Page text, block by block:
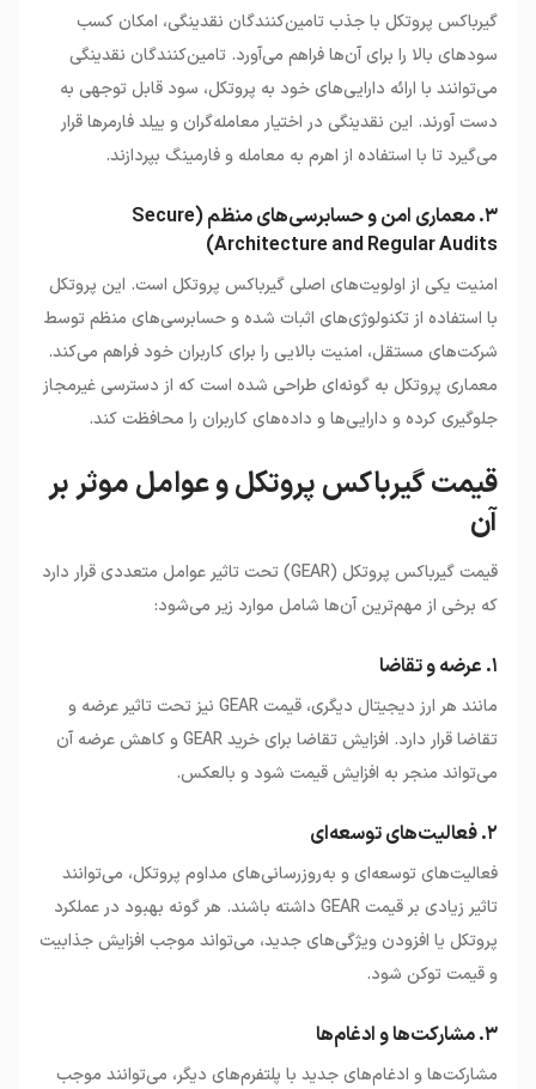
گیرباکس پروتکل با جذب تامین‌کنندگان نقدینگی، امکان کسب
سودهای بالا را برای آن‌ها فراهم می‌آورد. تامین‌کنندگان نقدینگی
می‌توانند با ارائه دارایی‌های خود به پروتکل، سود قابل توجهی به
دست آورند. این نقدینگی در اختیار معامله‌گران و ییلد فارمرها قرار
می‌گیرد تا با استفاده از اهرم به معامله و فارمینگ بپردازند.
۳. معماری امن و حسابرسی‌های منظم (Secure
Architecture and Regular Audits)
امنیت یکی از اولویت‌های اصلی گیرباکس پروتکل است. این پروتکل
با استفاده از تکنولوژی‌های اثبات شده و حسابرسی‌های منظم توسط
شرکت‌های مستقل، امنیت بالایی را برای کاربران خود فراهم می‌کند.
معماری پروتکل به گونه‌ای طراحی شده است که از دسترسی غیرمجاز
جلوگیری کرده و دارایی‌ها و داده‌های کاربران را محافظت کند.
قیمت گیرباکس پروتکل و عوامل موثر بر
آن
قیمت گیرباکس پروتکل (GEAR) تحت تاثیر عوامل متعددی قرار دارد
که برخی از مهم‌ترین آن‌ها شامل موارد زیر می‌شود:
۱. عرضه و تقاضا
مانند هر ارز دیجیتال دیگری، قیمت GEAR نیز تحت تاثیر عرضه و
تقاضا قرار دارد. افزایش تقاضا برای خرید GEAR و کاهش عرضه آن
می‌تواند منجر به افزایش قیمت شود و بالعکس.
۲. فعالیت‌های توسعه‌ای
فعالیت‌های توسعه‌ای و به‌روزرسانی‌های مداوم پروتکل، می‌توانند
تاثیر زیادی بر قیمت GEAR داشته باشند. هر گونه بهبود در عملکرد
پروتکل یا افزودن ویژگی‌های جدید، می‌تواند موجب افزایش جذابیت
و قیمت توکن شود.
۳. مشارکت‌ها و ادغام‌ها
مشارکت‌ها و ادغام‌های جدید با پلتفرم‌های دیگر، می‌توانند موجب